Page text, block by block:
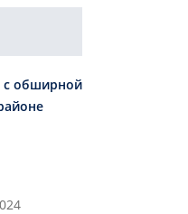
с обширной